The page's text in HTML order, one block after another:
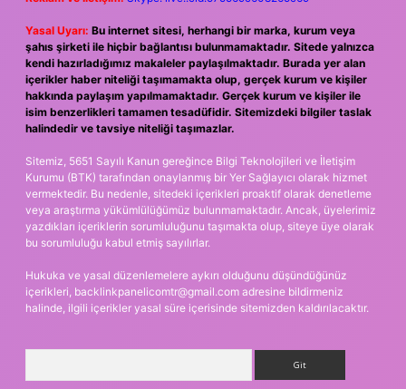
Yasal Uyarı: Bu internet sitesi, herhangi bir marka, kurum veya
şahıs şirketi ile hiçbir bağlantısı bulunmamaktadır. Sitede yalnızca
kendi hazırladığımız makaleler paylaşılmaktadır. Burada yer alan
içerikler haber niteliği taşımamakta olup, gerçek kurum ve kişiler
hakkında paylaşım yapılmamaktadır. Gerçek kurum ve kişiler ile
isim benzerlikleri tamamen tesadüfidir. Sitemizdeki bilgiler taslak
halindedir ve tavsiye niteliği taşımazlar.
Sitemiz, 5651 Sayılı Kanun gereğince Bilgi Teknolojileri ve İletişim
Kurumu (BTK) tarafından onaylanmış bir Yer Sağlayıcı olarak hizmet
vermektedir. Bu nedenle, sitedeki içerikleri proaktif olarak denetleme
veya araştırma yükümlülüğümüz bulunmamaktadır. Ancak, üyelerimiz
yazdıkları içeriklerin sorumluluğunu taşımakta olup, siteye üye olarak
bu sorumluluğu kabul etmiş sayılırlar.
Hukuka ve yasal düzenlemelere aykırı olduğunu düşündüğünüz
içerikleri, backlinkpanelicomtr@gmail.com adresine bildirmeniz
halinde, ilgili içerikler yasal süre içerisinde sitemizden kaldırılacaktır.